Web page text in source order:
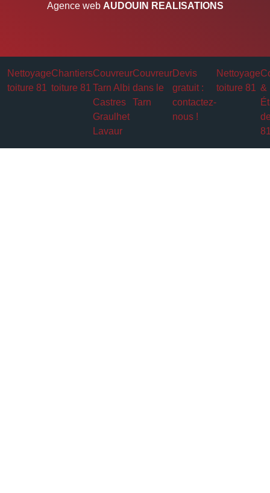
Agence web AUDOUIN REALISATIONS
Nettoyage
toiture 81
Chantiers
toiture 81
Couvreur
Tarn Albi
Castres
Graulhet
Lavaur
Couvreur
dans le
Tarn
Devis
gratuit :
contactez-
nous !
Nettoyage
toiture 81 &